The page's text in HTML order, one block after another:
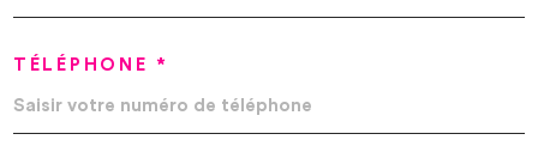
TÉLÉPHONE *